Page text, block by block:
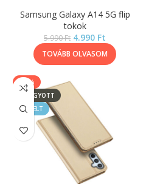
Samsung Galaxy A14 5G flip
tokok
5.990Ft 4.990 Ft
TOVÁBB OLVASOM
-17%
ELFOGYOTT
KIEMELT